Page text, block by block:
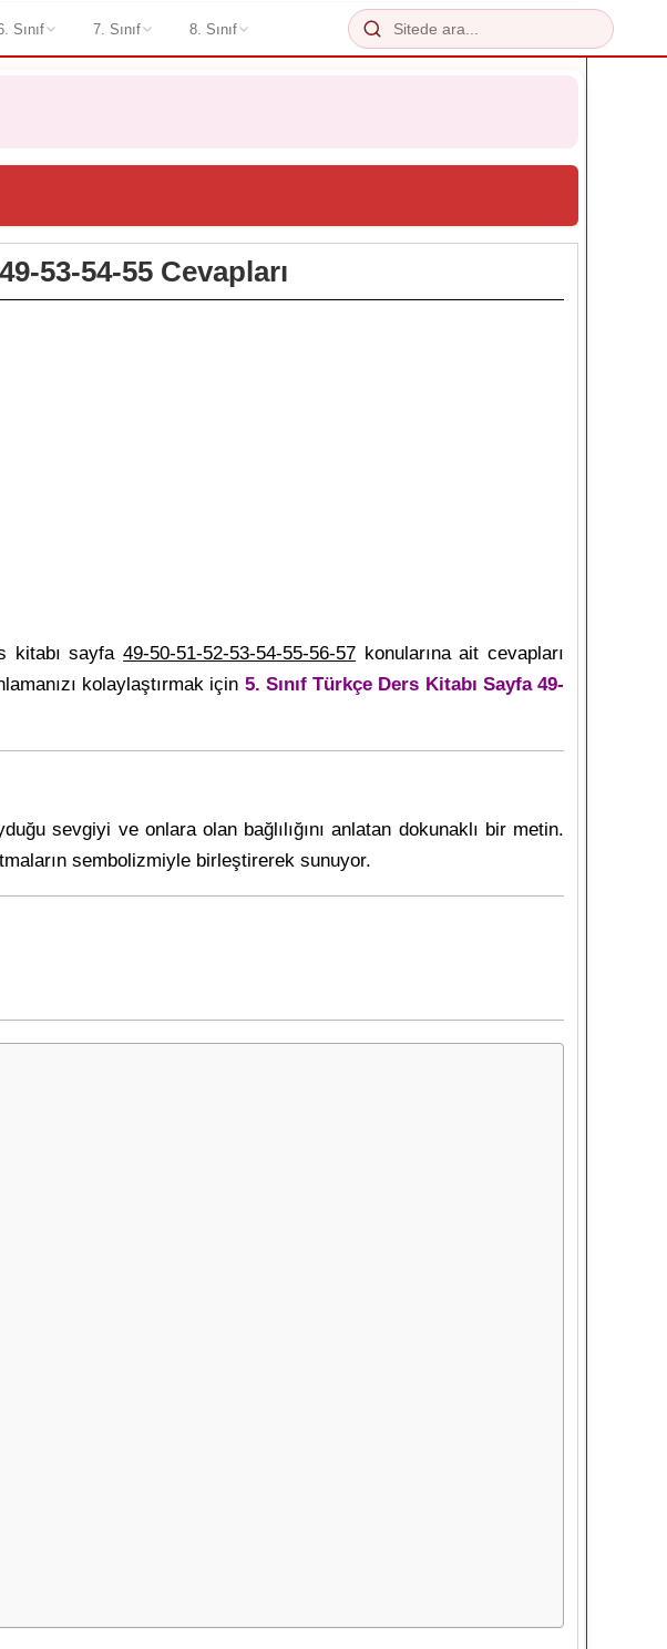
Sınıf 7. Sınıf 8. Sınıf
53-54-55 Cevapları
kitabı sayfa49-50-51-52-53-54-55-56-57 konularına ait cevapları
kolaylaştırmak için 5. Sınıf Türkçe Ders Kitabı Sayfa 49-
sevgiyi ve onlara olan bağlılığını anlatan dokunaklı bir metin.
sembolizmiyle birleştirerek sunuyor.